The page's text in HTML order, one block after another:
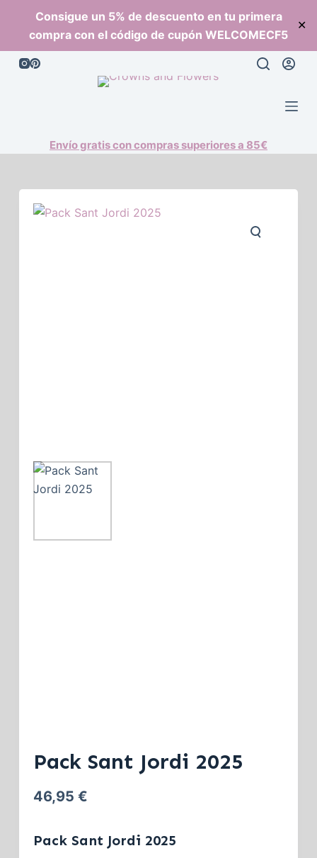
Consigue un 5% de descuento en tu primera
compra con el código de cupón WELCOMECF5
✕
l
Envío gratis con compras superiores a 85€
Pack Sant Jordi 2025
46,95 €
Pack Sant Jordi 2025